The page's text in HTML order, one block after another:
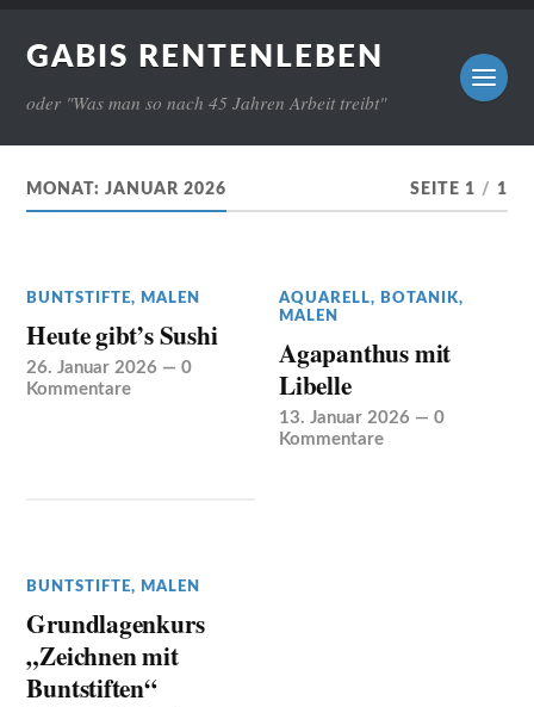
GABIS RENTENLEBEN
oder "Was man so nach 45 Jahren Arbeit treibt"
MONAT:JANUAR 2026 SEITE 1 / 1
BUNTSTIFTE, MALEN
Heute gibt’s Sushi
26. Januar 2026 —0
Kommentare
AQUARELL, BOTANIK,
MALEN
Agapanthus mit
Libelle
13. Januar 2026 —0
Kommentare
BUNTSTIFTE, MALEN
Grundlagenkurs
„Zeichnen mit
Buntstiften“